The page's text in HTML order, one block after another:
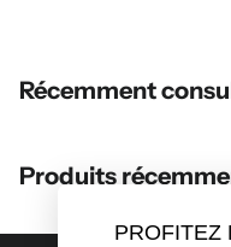
Récemment
Produits
PROFITEZ